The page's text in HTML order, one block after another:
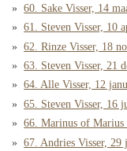
60. Sake Visser, 14
61. Steven Visser, 10
62. Rinze Visser, 18
63. Steven Visser, 21
64. Alle Visser, 12
65. Steven Visser, 16
66. Marinus of Marius
67. Andries Visser, 29